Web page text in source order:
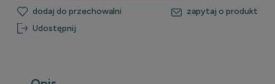
dodaj do przechowalni
zapytaj o produkt
Udostępnij